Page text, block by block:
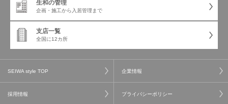
生和の管理
企画・施工から 入居管理まで
支店一覧
全国に12カ所
SEIWA style TOP 企業情報
採用情報 プライバシーポリシー